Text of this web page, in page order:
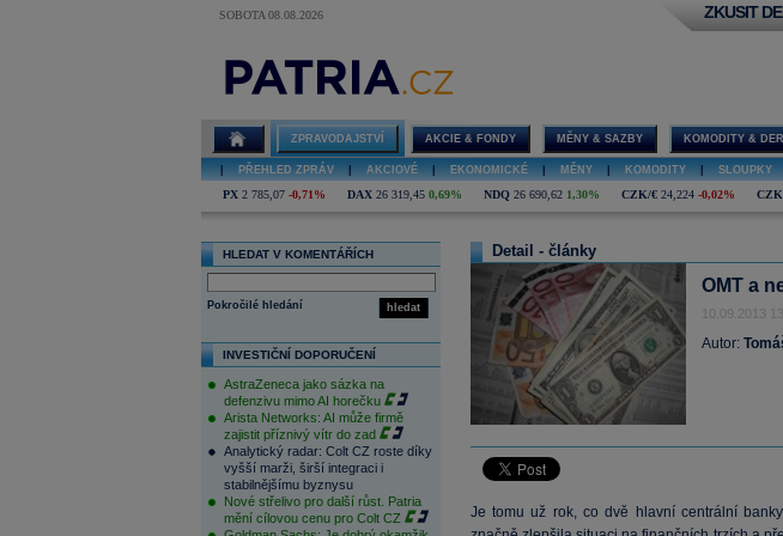
SOBOTA 08.08.2026 ZKUSIT
ZPRAVODAJSTVÍ AKCIE & FONDY MĚNY & SAZBY KOMODITY &
PŘEHLED ZPRÁV AKCIOVÉ EKONOMICKÉ MĚNY KOMODITY SLOUPKY
PX 2 785,07 -0,71% DAX 26 319,45 0,69% NDQ 26 690,62 1,30% CZK/€ 24,224 -0,02%
HLEDAT V KOMENTÁŘÍCH
hledat
Pokročilé hledání
INVESTIČNÍ DOPORUČENÍ
AstraZeneca jako sázka na
defenzivu mimo AI horečku
Arista Networks: AI může firmě
zajistit příznivý vítr do zad
Analytický radar: Colt CZ roste díky
vyšší marži, širší integraci i
stabilnějšímu byznysu
Nové střelivo pro další růst. Patria
mění cílovou cenu pro Colt CZ
Detail - články
OMT a
10.09.2013
Autor:
Je tomu už rok, co dvě hlavní centrální